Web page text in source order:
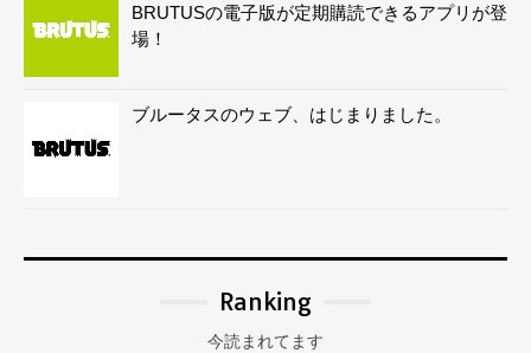
BRUTUSの電子版が定期購読できるアプリが登
場！
ブルータスのウェブ、はじまりました。
Ranking
今読まれてます